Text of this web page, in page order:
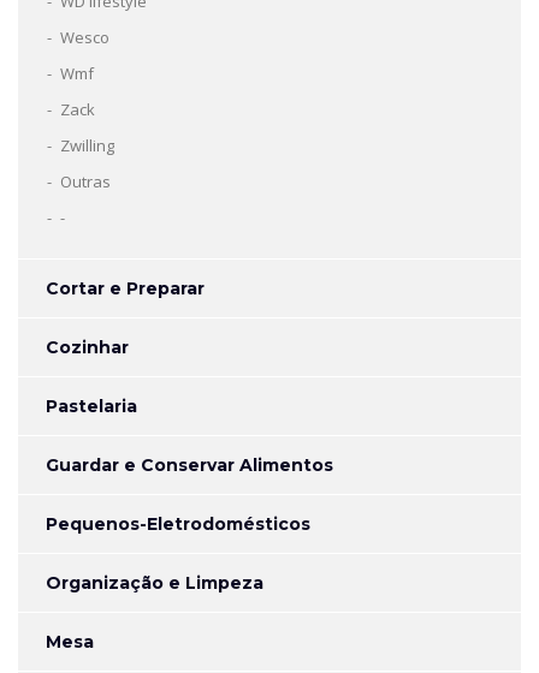
Wesco
Wmf
Zack
Zwilling
Outras
-
Cortar e Preparar
Cozinhar
Pastelaria
Guardar e Conservar Alimentos
Pequenos-Eletrodomésticos
Organização e Limpeza
Mesa